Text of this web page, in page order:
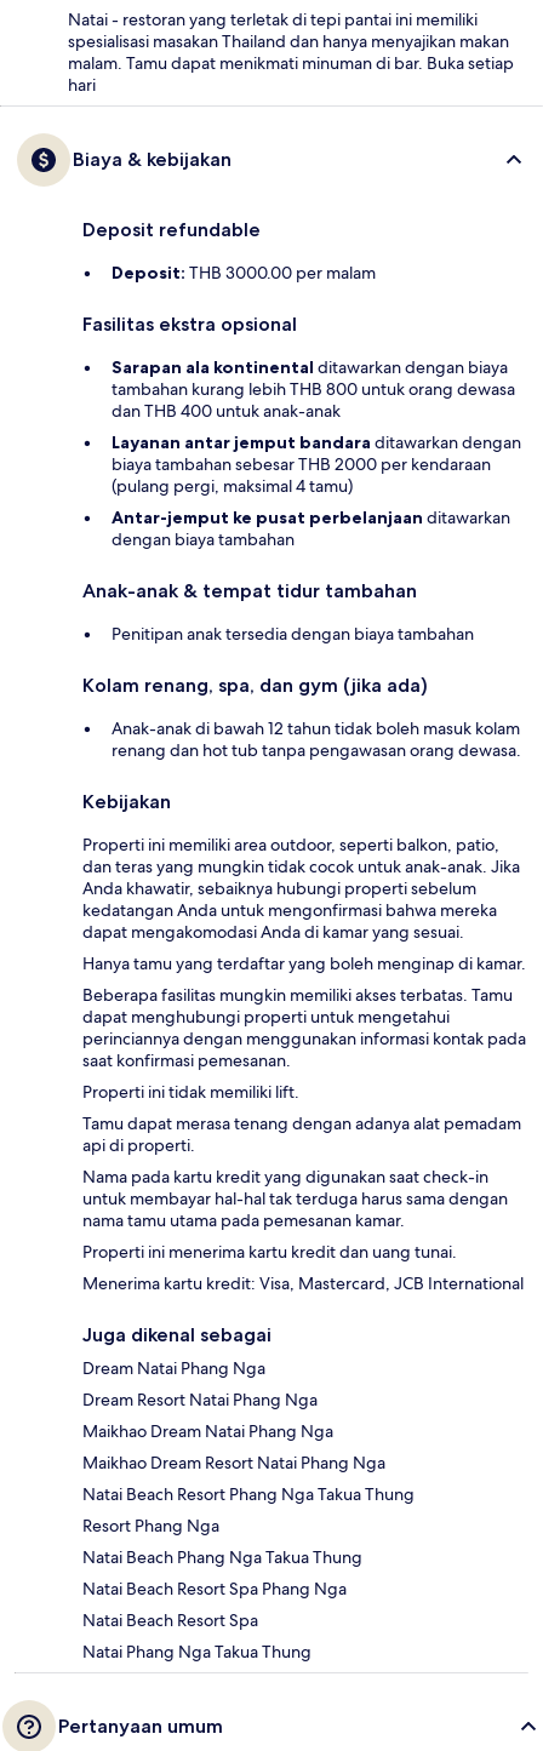
Natai - restoran yang terletak di tepi pantai ini memiliki
spesialisasi masakan Thailand dan hanya menyajikan makan
malam. Tamu dapat menikmati minuman di bar. Buka setiap
hari
Biaya & kebijakan
Deposit refundable
Deposit: THB 3000.00 per malam
Fasilitas ekstra opsional
Sarapan ala kontinental ditawarkan dengan biaya
tambahan kurang lebih THB 800 untuk orang dewasa
dan THB 400 untuk anak-anak
Layanan antar jemput bandara ditawarkan dengan
biaya tambahan sebesar THB 2000 per kendaraan
(pulang pergi, maksimal 4 tamu)
Antar-jemput ke pusat perbelanjaan ditawarkan
dengan biaya tambahan
Anak-anak & tempat tidur tambahan
Penitipan anak tersedia dengan biaya tambahan
Kolam renang, spa, dan gym (jika ada)
Anak-anak di bawah 12 tahun tidak boleh masuk kolam
renang dan hot tub tanpa pengawasan orang dewasa.
Kebijakan
Properti ini memiliki area outdoor, seperti balkon, patio,
dan teras yang mungkin tidak cocok untuk anak-anak. Jika
Anda khawatir, sebaiknya hubungi properti sebelum
kedatangan Anda untuk mengonfirmasi bahwa mereka
dapat mengakomodasi Anda di kamar yang sesuai.
Hanya tamu yang terdaftar yang boleh menginap di kamar.
Beberapa fasilitas mungkin memiliki akses terbatas. Tamu
dapat menghubungi properti untuk mengetahui
perinciannya dengan menggunakan informasi kontak pada
saat konfirmasi pemesanan.
Properti ini tidak memiliki lift.
Tamu dapat merasa tenang dengan adanya alat pemadam
api di properti.
Nama pada kartu kredit yang digunakan saat check-in
untuk membayar hal-hal tak terduga harus sama dengan
nama tamu utama pada pemesanan kamar.
Properti ini menerima kartu kredit dan uang tunai.
Menerima kartu kredit: Visa, Mastercard, JCB International
Juga dikenal sebagai
Dream Natai Phang Nga
Dream Resort Natai Phang Nga
Maikhao Dream Natai Phang Nga
Maikhao Dream Resort Natai Phang Nga
Natai Beach Resort Phang Nga Takua Thung
Resort Phang Nga
Natai Beach Phang Nga Takua Thung
Natai Beach Resort Spa Phang Nga
Natai Beach Resort Spa
Natai Phang Nga Takua Thung
Pertanyaan umum